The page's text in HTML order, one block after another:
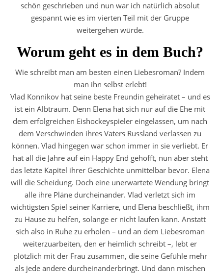
schön geschrieben und nun war ich natürlich absolut
gespannt wie es im vierten Teil mit der Gruppe
weitergehen würde.
Worum geht es in dem Buch?
Wie schreibt man am besten einen Liebesroman? Indem
man ihn selbst erlebt!
Vlad Konnikov hat seine beste Freundin geheiratet – und es
ist ein Albtraum. Denn Elena hat sich nur auf die Ehe mit
dem erfolgreichen Eishockeyspieler eingelassen, um nach
dem Verschwinden ihres Vaters Russland verlassen zu
können. Vlad hingegen war schon immer in sie verliebt. Er
hat all die Jahre auf ein Happy End gehofft, nun aber steht
das letzte Kapitel ihrer Geschichte unmittelbar bevor. Elena
will die Scheidung. Doch eine unerwartete Wendung bringt
alle ihre Pläne durcheinander. Vlad verletzt sich im
wichtigsten Spiel seiner Karriere, und Elena beschließt, ihm
zu Hause zu helfen, solange er nicht laufen kann. Anstatt
sich also in Ruhe zu erholen – und an dem Liebesroman
weiterzuarbeiten, den er heimlich schreibt –, lebt er
plötzlich mit der Frau zusammen, die seine Gefühle mehr
als jede andere durcheinanderbringt. Und dann mischen